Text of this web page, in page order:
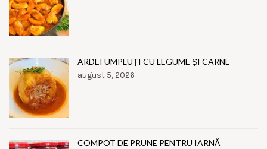
ARDEI UMPLUȚI CU LEGUME ȘI CARNE
august 5, 2026
COMPOT DE PRUNE PENTRU IARNĂ